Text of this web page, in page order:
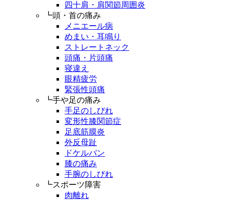
四十肩・肩関節周囲炎
┗頭・首の痛み
メニエール病
めまい・耳鳴り
ストレートネック
頭痛・片頭痛
寝違え
眼精疲労
緊張性頭痛
┗手や足の痛み
手足のしびれ
変形性膝関節症
足底筋膜炎
外反母趾
ドケルバン
膝の痛み
手腕のしびれ
┗スポーツ障害
肉離れ